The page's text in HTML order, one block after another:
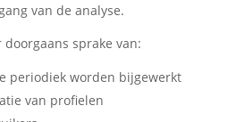
van de analyse.
sprake van:
periodiek worden bijgewerkt
van profielen